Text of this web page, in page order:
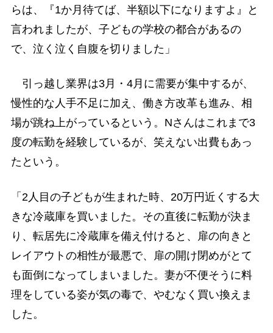
らは、『1か月待てば、半額以下になりますよ』と
言われましたが、子どもの学校の都合があるの
で、泣く泣く自腹を切りました」
引っ越し業界は3月・4月に需要が集中するが、
慢性的な人手不足に加え、働き方改革も進み、相
場が跳ね上がっているという。Nさんはこれまで3
度の転勤を経験しているが、笑えない出費もあっ
たという。
「2人目の子どもが生まれた時、20万円近くする大
きな冷蔵庫を買いました。その直後に転勤が決ま
り、転居先に冷蔵庫を備え付けると、扉の向きと
レイアウトの相性が最悪で、扉の開け閉めがとて
も面倒になってしまいました。妻が不便そうに料
理をしている姿が気の毒で、やむなく買い換えま
した。